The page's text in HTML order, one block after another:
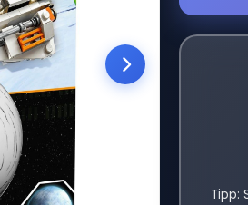
Tipp: